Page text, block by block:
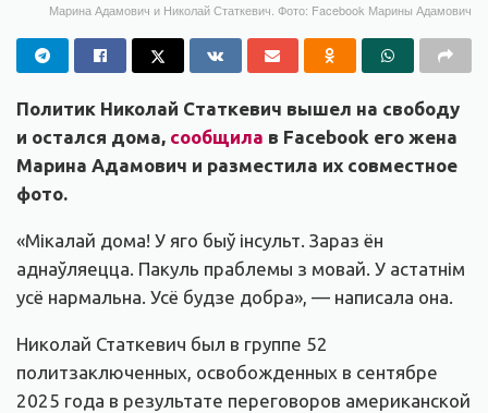
Марина Адамович и Николай Статкевич. Фото: Facebook Марины Адамович
Политик Николай Статкевич вышел на свободу
и остался дома, сообщила в Facebook его жена
Марина Адамович и разместила их совместное
фото.
«Мікалай дома! У яго быў інсульт. Зараз ён
аднаўляецца. Пакуль праблемы з мовай. У астатнім
усё нармальна. Усё будзе добра», — написала она.
Николай Статкевич был в группе 52
политзаключенных, освобожденных в сентябре
2025 года в результате переговоров американской